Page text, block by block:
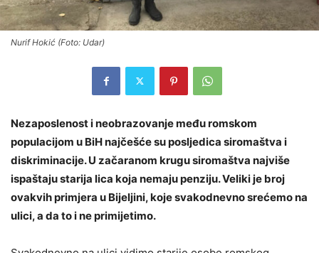
Nurif Hokić (Foto: Udar)
Nezaposlenost i neobrazovanje među romskom
populacijom u BiH najčešće su posljedica siromaštva i
diskriminacije. U začaranom krugu siromaštva najviše
ispaštaju starija lica koja nemaju penziju. Veliki je broj
ovakvih primjera u Bijeljini, koje svakodnevno srećemo na
ulici, a da to i ne primijetimo.